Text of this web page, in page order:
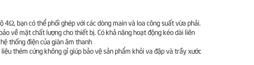
bạn có thể phối ghép với các dòng main và loa công suất vừa phải.
về mặt chất lượng cho thiết bị. Có khả năng hoạt động kéo dài liên
thống điện của giàn âm thanh
thém cứng không gỉ giúp bảo vệ sản phẩm khỏi va đập và trầy xước